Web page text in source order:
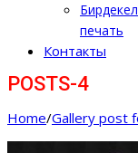
печать
Контакты
POSTS-4
Home/Gallery post